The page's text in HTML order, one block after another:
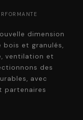
dimension
bois et granulés,
ventilation et
des
avec
partenaires